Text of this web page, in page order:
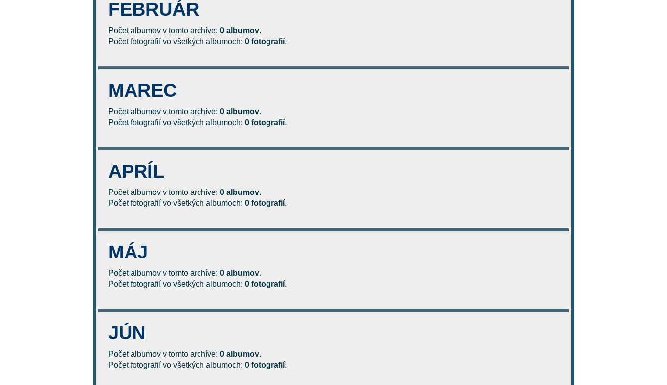
FEBRUÁR
Počet albumov v tomto archíve: 0 albumov.
Počet fotografií vo všetkých albumoch: 0 fotografií.
MAREC
Počet albumov v tomto archíve: 0 albumov.
Počet fotografií vo všetkých albumoch: 0 fotografií.
APRÍL
Počet albumov v tomto archíve: 0 albumov.
Počet fotografií vo všetkých albumoch: 0 fotografií.
MÁJ
Počet albumov v tomto archíve: 0 albumov.
Počet fotografií vo všetkých albumoch: 0 fotografií.
JÚN
Počet albumov v tomto archíve: 0 albumov.
Počet fotografií vo všetkých albumoch: 0 fotografií.